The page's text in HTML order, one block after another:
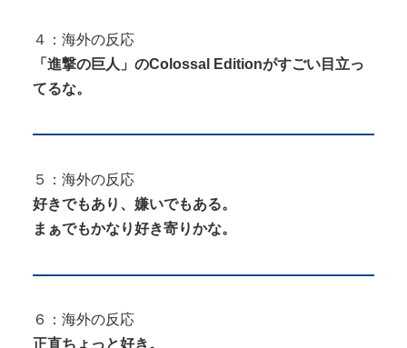
４：海外の反応
「進撃の巨人」のColossal Editionがすごい目立っ
てるな。
５：海外の反応
好きでもあり、嫌いでもある。
まぁでもかなり好き寄りかな。
６：海外の反応
正直ちょっと好き。